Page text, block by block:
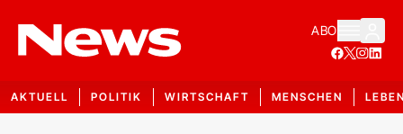
ABO
AKTUELL POLITIK WIRTSCHAFT MENSCHEN